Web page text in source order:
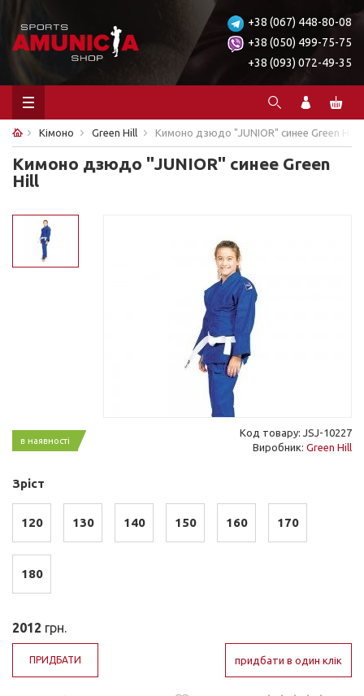
+38 (067) 448-80-08
+38 (050) 499-75-75
+38 (093) 072-49-35
Кімоно Green Hill Кимоно дзюдо "JUNIOR" синее Green Hill
Кимоно дзюдо "JUNIOR" синее Green
Hill
в наявності
Код товару: JSJ-10227
Виробник: Green Hill
Зріст
120 130 140 150 160 170
180
2012 грн.
ПРИДБАТИ придбати в один клік